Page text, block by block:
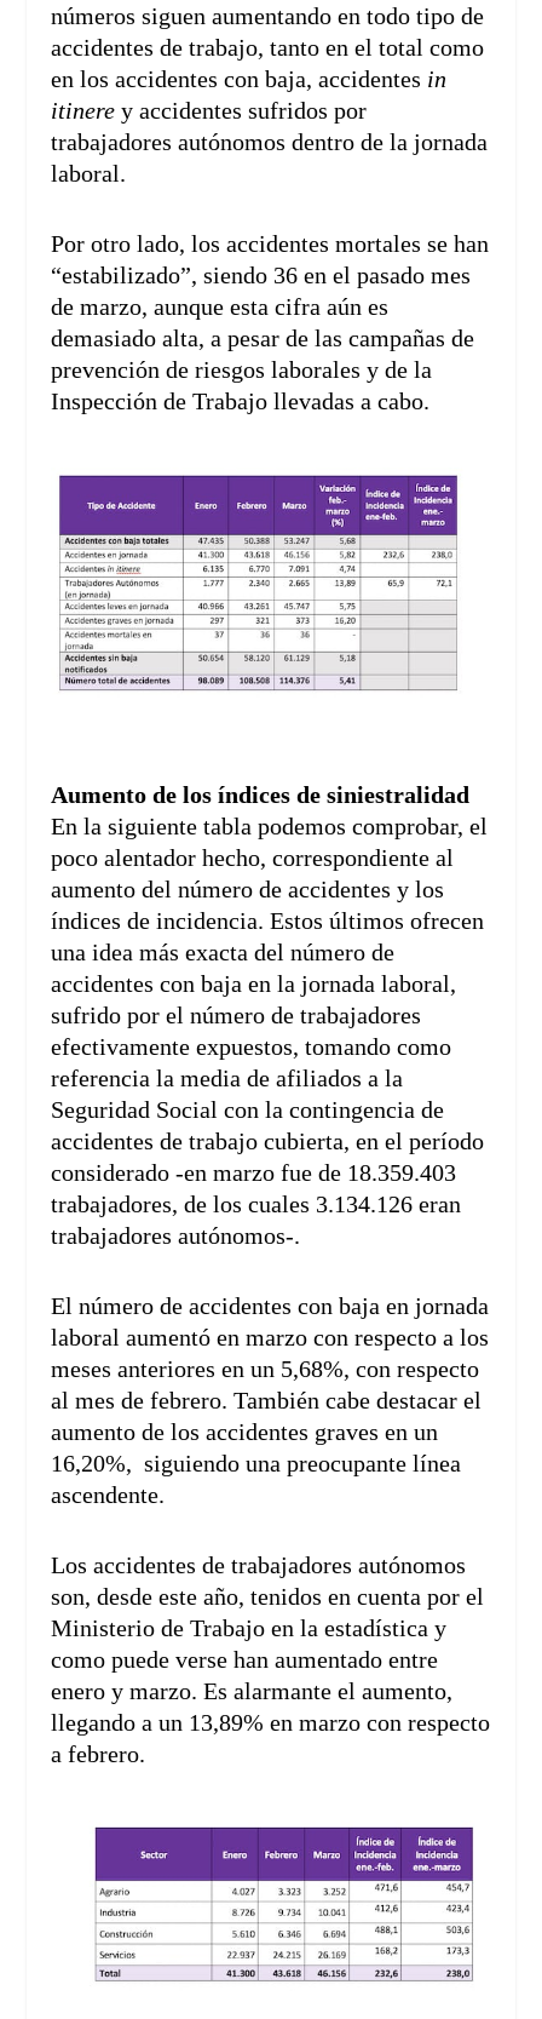
números siguen aumentando en todo tipo de
accidentes de trabajo, tanto en el total como
en los accidentes con baja, accidentes in
itinere y accidentes sufridos por
trabajadores autónomos dentro de la jornada
laboral.
Por otro lado, los accidentes mortales se han
“estabilizado”, siendo 36 en el pasado mes
de marzo, aunque esta cifra aún es
demasiado alta, a pesar de las campañas de
prevención de riesgos laborales y de la
Inspección de Trabajo llevadas a cabo.
Aumento de los índices de siniestralidad
En la siguiente tabla podemos comprobar, el
poco alentador hecho, correspondiente al
aumento del número de accidentes y los
índices de incidencia. Estos últimos ofrecen
una idea más exacta del número de
accidentes con baja en la jornada laboral,
sufrido por el número de trabajadores
efectivamente expuestos, tomando como
referencia la media de afiliados a la
Seguridad Social con la contingencia de
accidentes de trabajo cubierta, en el período
considerado -en marzo fue de 18.359.403
trabajadores, de los cuales 3.134.126 eran
trabajadores autónomos-.
El número de accidentes con baja en jornada
laboral aumentó en marzo con respecto a los
meses anteriores en un 5,68%, con respecto
al mes de febrero. También cabe destacar el
aumento de los accidentes graves en un
16,20%, siguiendo una preocupante línea
ascendente.
Los accidentes de trabajadores autónomos
son, desde este año, tenidos en cuenta por el
Ministerio de Trabajo en la estadística y
como puede verse han aumentado entre
enero y marzo. Es alarmante el aumento,
llegando a un 13,89% en marzo con respecto
a febrero.